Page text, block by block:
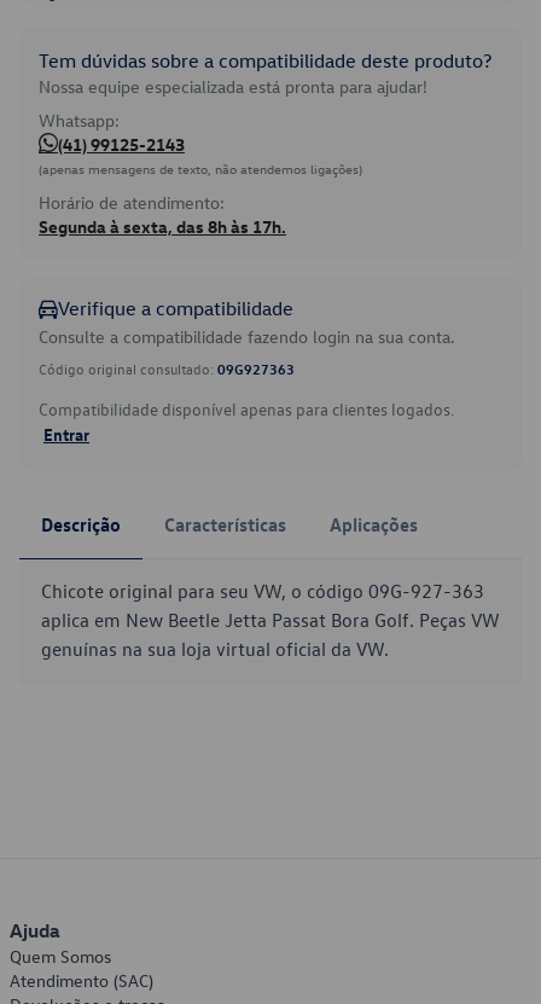
Tem dúvidas sobre a compatibilidade deste produto?
Nossa equipe especializada está pronta para ajudar!
Whatsapp:
(41) 99125-2143
(apenas mensagens de texto, não atendemos ligações)
Horário de atendimento:
Segunda à sexta, das 8h às 17h.
Verifique a compatibilidade
Consulte a compatibilidade fazendo login na sua conta.
Código original consultado: 09G927363
Compatibilidade disponível apenas para clientes logados.
Entrar
Descrição Características Aplicações
Chicote original para seu VW, o código 09G-927-363
aplica em New Beetle Jetta Passat Bora Golf. Peças VW
genuínas na sua loja virtual oficial da VW.
Ajuda
Quem Somos
Atendimento (SAC)